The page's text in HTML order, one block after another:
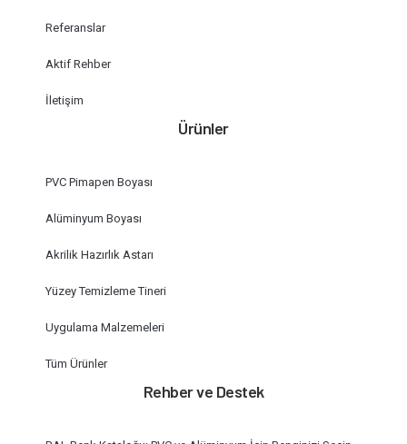
Referanslar
Aktif Rehber
İletişim
Ürünler
PVC Pimapen Boyası
Alüminyum Boyası
Akrilik Hazırlık Astarı
Yüzey Temizleme Tineri
Uygulama Malzemeleri
Tüm Ürünler
Rehber ve Destek